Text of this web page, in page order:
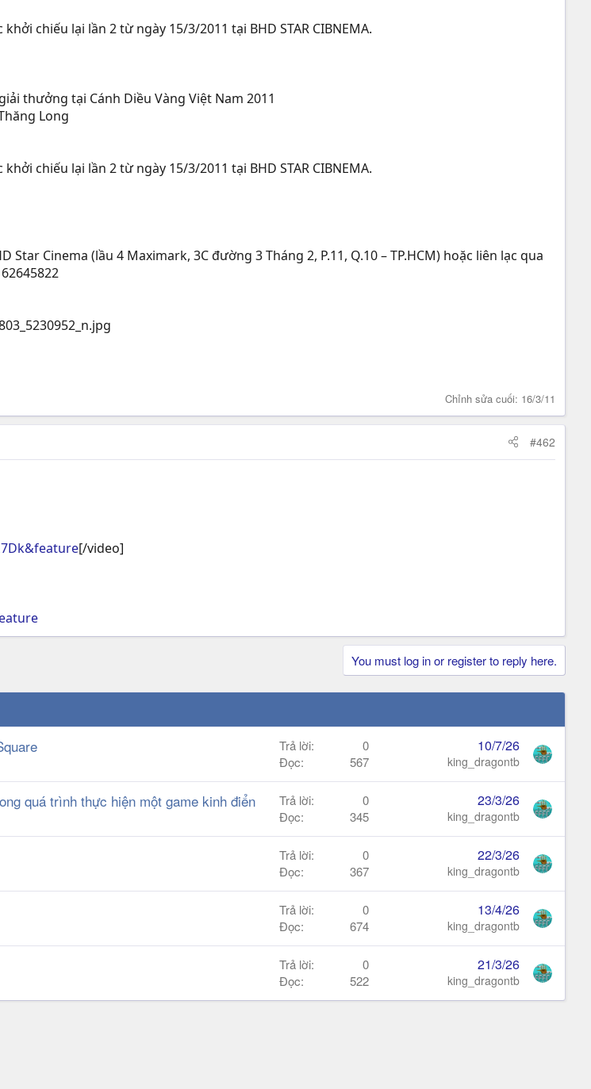
chiếu lại lần 2 từ ngày 15/3/2011 tại BHD STAR CIBNEMA.
thưởng tại Cánh Diều Vàng Việt Nam 2011
Long
chiếu lại lần 2 từ ngày 15/3/2011 tại BHD STAR CIBNEMA.
Cinema (lầu 4 Maximark, 3C đường 3 Tháng 2, P.11, Q.10 – TP.HCM) hoặc liên lạc qua
Chỉnh sửa cuối: 16/3/11
#462
[/video]
You must log in or register to reply here.
Trả lời
0
Đọc
567
10/7/26
king_dragontb
quá trình thực hiện một game kinh điển Trả lời
0
Đọc
345
23/3/26
king_dragontb
Trả lời
0
Đọc
367
22/3/26
king_dragontb
Trả lời
0
Đọc
674
13/4/26
king_dragontb
Trả lời
0
Đọc
522
21/3/26
king_dragontb